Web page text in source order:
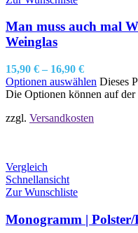
Man muss auch mal
Weinglas
15,90 € – 16,90 €
Optionen auswählen Dieses
Die Optionen können auf
zzgl. Versandkosten
Vergleich
Schnellansicht
Zur Wunschliste
Monogramm | Polster/